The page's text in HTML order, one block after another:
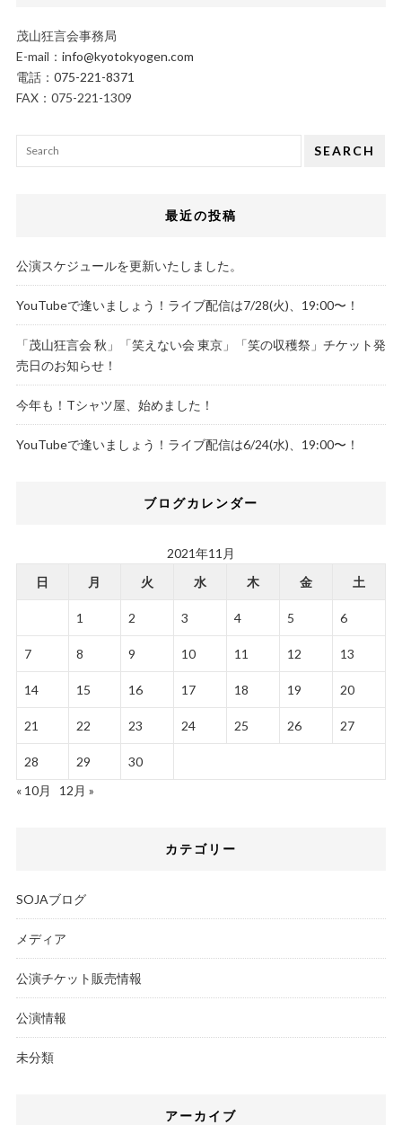
茂山狂言会事務局
E-mail： info@kyotokyogen.com
電話： 075-221-8371
FAX：075-221-1309
SEARCH
最近の投稿
公演スケジュールを更新いたしました。
YouTubeで逢いましょう！ライブ配信は7/28(火)、19:00〜！
「茂山狂言会 秋」「笑えない会 東京」「笑の収穫祭」チケット発
売日のお知らせ！
今年も！Tシャツ屋、始めました！
YouTubeで逢いましょう！ライブ配信は6/24(水)、19:00〜！
ブログカレンダー
2021年11月
日
月 火 水 木 金 土
1 2 3 4 5 6
7 8 9 10 11 12 13
14 15 16 17 18 19 20
21 22 23 24 25 26 27
28 29
30
« 10月
12月 »
カテゴリー
SOJAブログ
メディア
公演チケット販売情報
公演情報
未分類
アーカイブ